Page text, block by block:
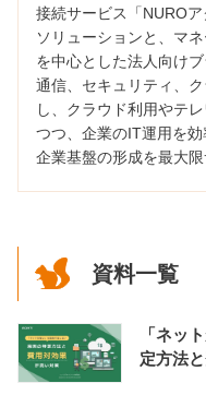
接続サービス「NURO
ソリューションと、マ
を中心とした法人向けブ
通信、セキュリティ、
し、クラウド利用やテ
つつ、企業のIT運用を
企業基盤の形成を最大限
資料一覧
「ネッ
定方法